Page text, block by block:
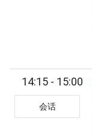
14:15 - 15:00
会话